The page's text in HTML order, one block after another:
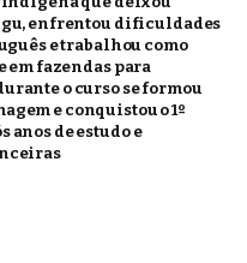
enfrentou dificuldades
e trabalhou como
em fazendas para
o curso se formou
e conquistou o 1º
anos de estudo e